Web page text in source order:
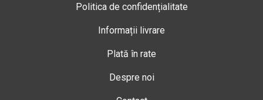
Politica de confidențialitate
Informații livrare
Plată în rate
Despre noi